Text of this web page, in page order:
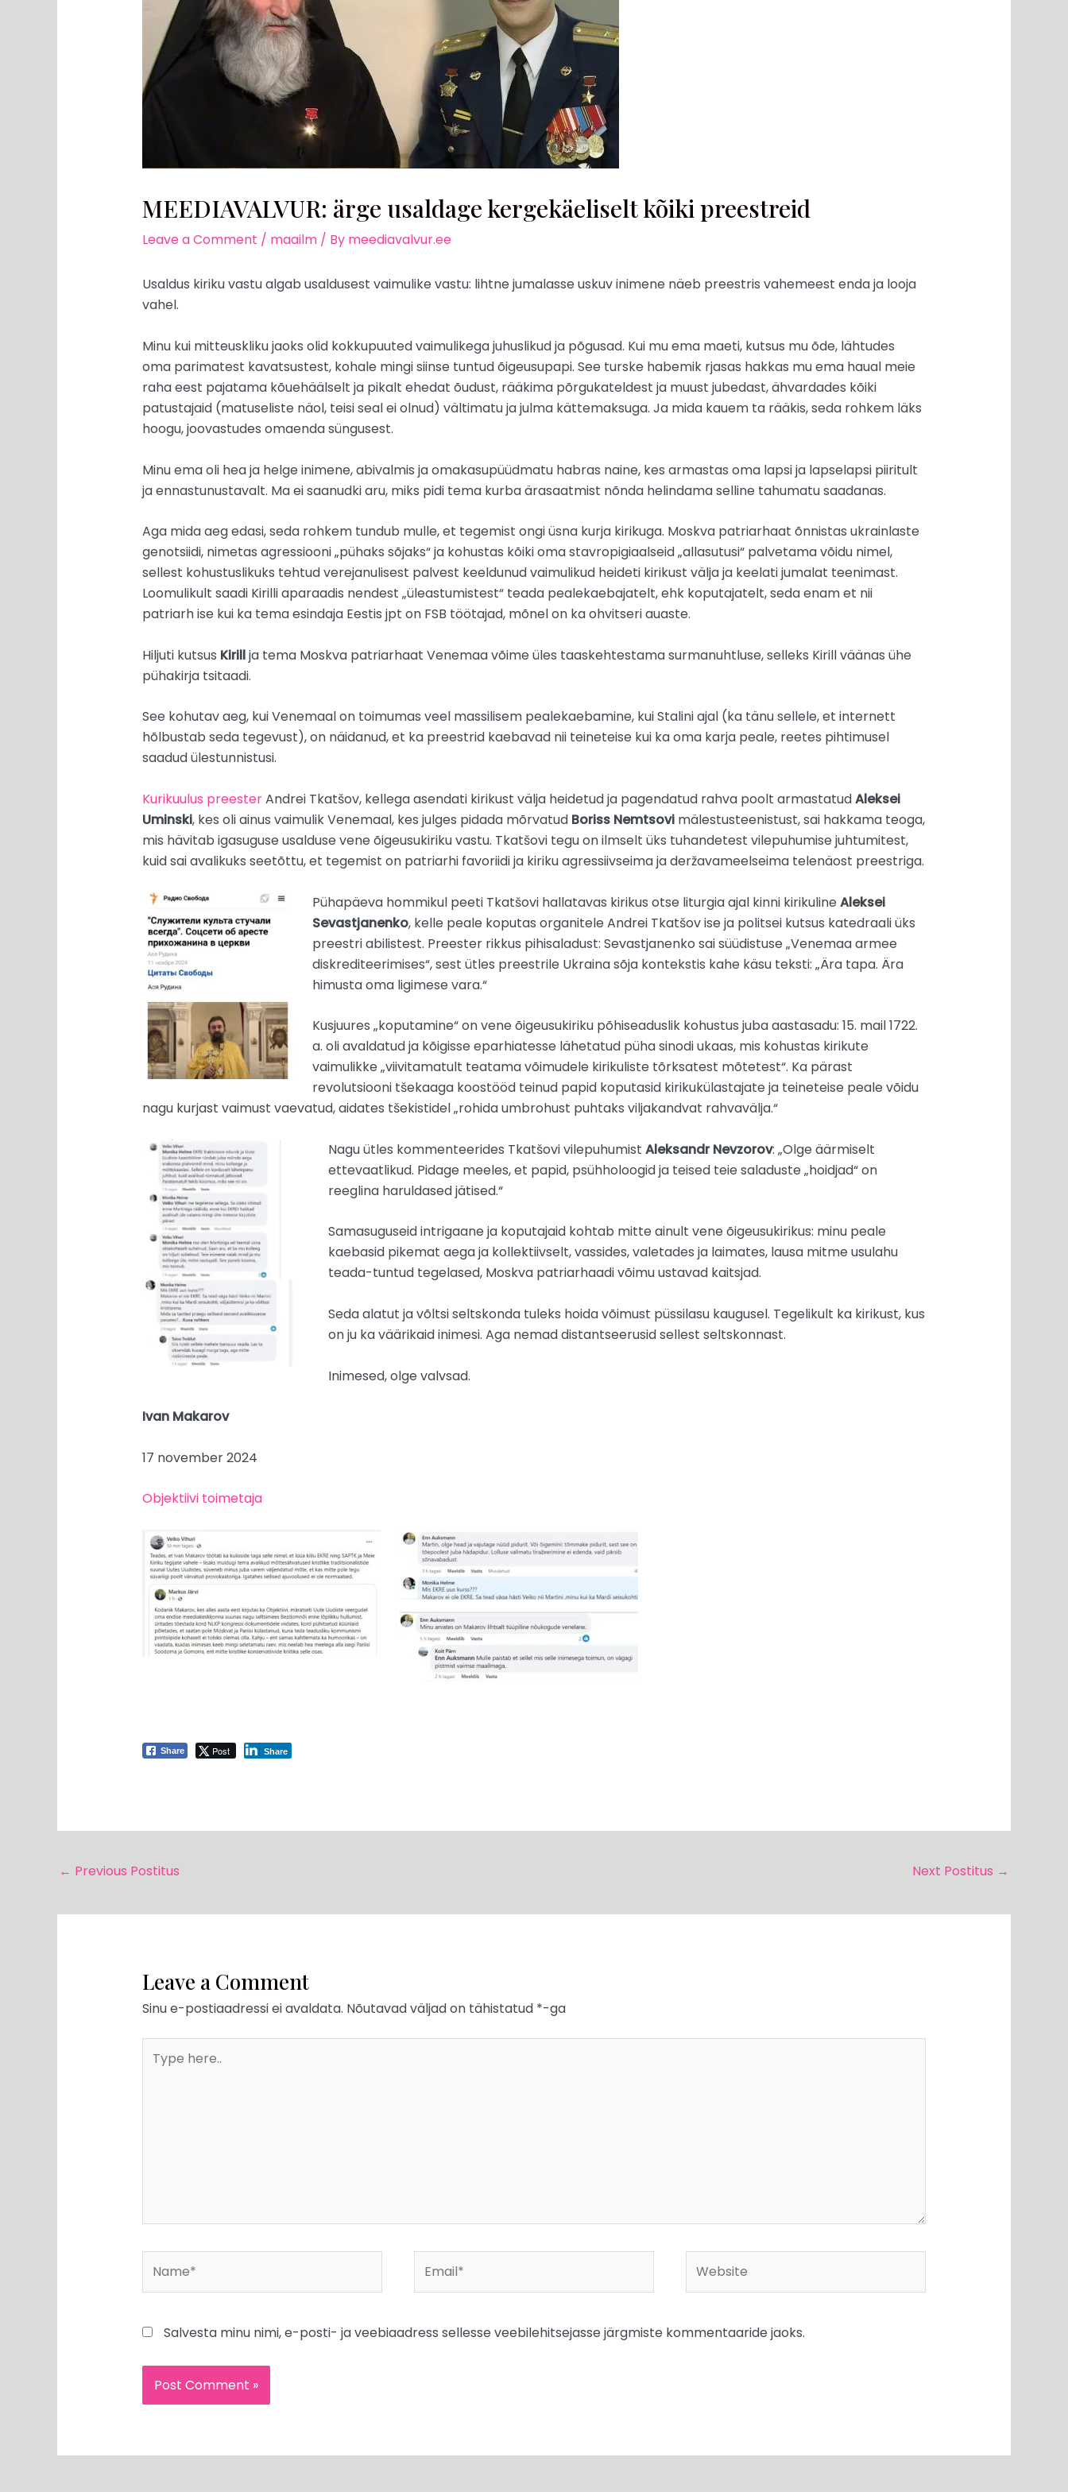
MEEDIAVALVUR: ärge usaldage kergekäeliselt kõiki preestreid
Leave a Comment / maailm/ By meediavalvur.ee
Usaldus kiriku vastu algab usaldusest vaimulike vastu: lihtne jumalasse uskuv inimene näeb preestris vahemeest enda ja looja
vahel.
Minu kui mitteuskliku jaoks olid kokkupuuted vaimulikega juhuslikud ja põgusad. Kui mu ema maeti, kutsus mu õde, lähtudes
oma parimatest kavatsustest, kohale mingi siinse tuntud õigeusupapi. See turske habemik rjasas hakkas mu ema haual meie
raha eest pajatama kõuehäälselt ja pikalt ehedat õudust, rääkima põrgukateldest ja muust jubedast, ähvardades kõiki
patustajaid (matuseliste näol, teisi seal ei olnud) vältimatu ja julma kättemaksuga. Ja mida kauem ta rääkis, seda rohkem läks
hoogu, joovastudes omaenda süngusest.
Minu ema oli hea ja helge inimene, abivalmis ja omakasupüüdmatu habras naine, kes armastas oma lapsi ja lapselapsi piiritult
ja ennastunustavalt. Ma ei saanudki aru, miks pidi tema kurba ärasaatmist nõnda helindama selline tahumatu saadanas.
Aga mida aeg edasi, seda rohkem tundub mulle, et tegemist ongi üsna kurja kirikuga. Moskva patriarhaat õnnistas ukrainlaste
genotsiidi, nimetas agressiooni „pühaks sõjaks“ ja kohustas kõiki oma stavropigiaalseid „allasutusi“ palvetama võidu nimel,
sellest kohustuslikuks tehtud verejanulisest palvest keeldunud vaimulikud heideti kirikust välja ja keelati jumalat teenimast.
Loomulikult saadi Kirilli aparaadis nendest „üleastumistest“ teada pealekaebajatelt, ehk koputajatelt, seda enam et nii
patriarh ise kui ka tema esindaja Eestis jpt on FSB töötajad, mõnel on ka ohvitseri auaste.
Hiljuti kutsus Kirillja tema Moskva patriarhaat Venemaa võime üles taaskehtestama surmanuhtluse, selleks Kirill väänas ühe
pühakirja tsitaadi.
See kohutav aeg, kui Venemaal on toimumas veel massilisem pealekaebamine, kui Stalini ajal (ka tänu sellele, et internett
hõlbustab seda tegevust), on näidanud, et ka preestrid kaebavad nii teineteise kui ka oma karja peale, reetes pihtimusel
saadud ülestunnistusi.
Kurikuulus preesterAndrei Tkatšov, kellega asendati kirikust välja heidetud ja pagendatud rahva poolt armastatudAleksei
Uminski, kes oli ainus vaimulik Venemaal, kes julges pidada mõrvatud Boriss Nemtsovimälestusteenistust, sai hakkama teoga,
mis hävitab igasuguse usalduse vene õigeusukiriku vastu. Tkatšovi tegu on ilmselt üks tuhandetest vilepuhumise juhtumitest,
kuid sai avalikuks seetõttu, et tegemist on patriarhi favoriidi ja kiriku agressiivseima ja deržavameelseima telenäost preestriga.
Pühapäeva hommikul peeti Tkatšovi hallatavas kirikus otse liturgia ajal kinni kirikuline Aleksei
Sevastjanenko, kelle peale koputas organitele Andrei Tkatšov ise ja politsei kutsus katedraali üks
preestri abilistest. Preester rikkus pihisaladust: Sevastjanenko sai süüdistuse „Venemaa armee
diskrediteerimises“, sest ütles preestrile Ukraina sõja kontekstis kahe käsu teksti: „Ära tapa. Ära
himusta oma ligimese vara.“
Kusjuures „koputamine“ on vene õigeusukiriku põhiseaduslik kohustus juba aastasadu: 15. mail 1722.
a. oli avaldatud ja kõigisse eparhiatesse lähetatud püha sinodi ukaas, mis kohustas kirikute
vaimulikke „viivitamatult teatama võimudele kirikuliste tõrksatest mõtetest“. Ka pärast
revolutsiooni tšekaaga koostööd teinud papid koputasid kirikukülastajate ja teineteise peale võidu
nagu kurjast vaimust vaevatud, aidates tšekistidel „rohida umbrohust puhtaks viljakandvat rahvavälja.“
Nagu ütles kommenteerides Tkatšovi vilepuhumist Aleksandr Nevzorov: „Olge äärmiselt
ettevaatlikud. Pidage meeles, et papid, psühholoogid ja teised teie saladuste „hoidjad“ on
reeglina haruldased jätised.“
Samasuguseid intrigaane ja koputajaid kohtab mitte ainult vene õigeusukirikus: minu peale
kaebasid pikemat aega ja kollektiivselt, vassides, valetades ja laimates, lausa mitme usulahu
teada-tuntud tegelased, Moskva patriarhaadi võimu ustavad kaitsjad.
Seda alatut ja võltsi seltskonda tuleks hoida võimust püssilasu kaugusel. Tegelikult ka kirikust, kus
on ju ka väärikaid inimesi. Aga nemad distantseerusid sellest seltskonnast.
Inimesed, olge valvsad.
Ivan Makarov
17 november 2024
Objektiivi toimetaja
Share Post Share
← Previous Postitus Next Postitus →
Leave a Comment
Sinu e-postiaadressi ei avaldata. Nõutavad väljad on tähistatud *-ga
here..
Salvesta minu nimi, e-posti- ja veebiaadress sellesse veebilehitsejasse järgmiste kommentaaride jaoks.